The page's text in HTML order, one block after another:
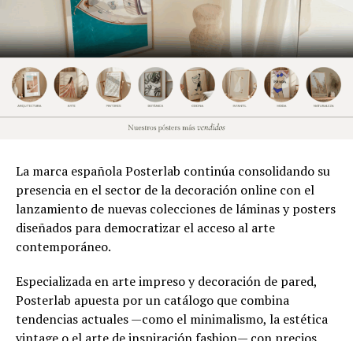
La marca española Posterlab continúa consolidando su
presencia en el sector de la decoración online con el
lanzamiento de nuevas colecciones de láminas y posters
diseñados para democratizar el acceso al arte
contemporáneo.
Especializada en arte impreso y decoración de pared,
Posterlab apuesta por un catálogo que combina
tendencias actuales —como el minimalismo, la estética